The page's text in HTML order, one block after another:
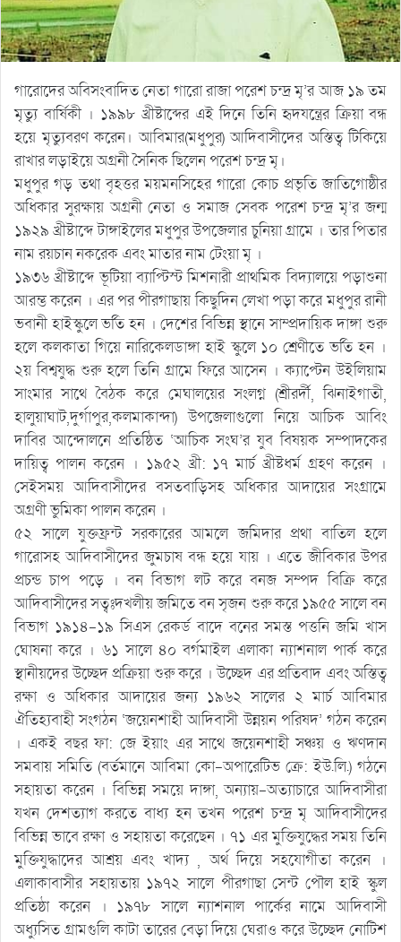
গারোদের অবিসংবাদিত নেতা গারো রাজা পরেশ চন্দ্র মৃ’র আজ ১৯ তম
মৃত্যু বার্ষিকী । ১৯৯৮ খ্রীষ্টাব্দের এই দিনে তিনি হৃদযন্ত্রের ক্রিয়া বন্ধ
হয়ে মৃত্যুবরণ করেন। আবিমার(মধুপুর) আদিবাসীদের অস্তিত্ব টিকিয়ে
রাখার লড়াইয়ে অগ্রনী সৈনিক ছিলেন পরেশ চন্দ্র মৃ।
মধুপুর গড় তথা বৃহত্তর ময়মনসিহের গারো কোচ প্রভৃতি জাতিগোষ্ঠীর
অধিকার সুরক্ষায় অগ্রনী নেতা ও সমাজ সেবক পরেশ চন্দ্র মৃ’র জন্ম
১৯২৯ খ্রীষ্টাব্দে টাঙ্গাইলের মধুপুর উপজেলার চুনিয়া গ্রামে । তার পিতার
নাম রয়চান নকরেক এবং মাতার নাম টেংয়া মৃ ।
১৯৩৬ খ্রীষ্টাব্দে ভূটিয়া ব্যাপ্টিস্ট মিশনারী প্রাথমিক বিদ্যালয়ে পড়াশুনা
আরম্ভ করেন । এর পর পীরগাছায় কিছুদিন লেখা পড়া করে মধুপুর রানী
ভবানী হাইস্কুলে ভর্তি হন । দেশের বিভিন্ন স্থানে সাম্প্রদায়িক দাঙ্গা শুরু
হলে কলকাতা গিয়ে নারিকেলডাঙ্গা হাই স্কুলে ১০ শ্রেণীতে ভর্তি হন ।
২য় বিশ্বযুদ্ধ শুরু হলে তিনি গ্রামে ফিরে আসেন । ক্যাপ্টেন উইলিয়াম
সাংমার সাথে বৈঠক করে মেঘালয়ের সংলগ্ন (শ্রীরর্দী, ঝিনাইগাতী,
হালুয়াঘাট,দুর্গাপুর,কলমাকান্দা) উপজেলাগুলো নিয়ে আচিক আবিং
দাবির আন্দোলনে প্রতিষ্ঠিত ‘আচিক সংঘ’র যুব বিষয়ক সম্পাদকের
দায়িত্ব পালন করেন । ১৯৫২ খ্রী: ১৭ মার্চ খ্রীষ্টধর্ম গ্রহণ করেন ।
সেইসময় আদিবাসীদের বসতবাড়িসহ অধিকার আদায়ের সংগ্রামে
অগ্রণী ভুমিকা পালন করেন ।
৫২ সালে যুক্তফ্রন্ট সরকারের আমলে জমিদার প্রথা বাতিল হলে
গারোসহ আদিবাসীদের জুমচাষ বন্ধ হয়ে যায় । এতে জীবিকার উপর
প্রচন্ড চাপ পড়ে । বন বিভাগ লট করে বনজ সম্পদ বিক্রি করে
আদিবাসীদের সত্বঃদখলীয় জমিতে বন সৃজন শুরু করে ১৯৫৫ সালে বন
বিভাগ ১৯১৪-১৯ সিএস রেকর্ড বাদে বনের সমস্ত পত্তনি জমি খাস
ঘোষনা করে । ৬১ সালে ৪০ বর্গমাইল এলাকা ন্যাশনাল পার্ক করে
স্থানীয়দের উচ্ছেদ প্রক্রিয়া শুরু করে । উচ্ছেদ এর প্রতিবাদ এবং অস্তিত্ব
রক্ষা ও অধিকার আদায়ের জন্য ১৯৬২ সালের ২ মার্চ আবিমার
ঐতিহ্যবাহী সংগঠন ‘জয়েনশাহী আদিবাসী উন্নয়ন পরিষদ’ গঠন করেন
। একই বছর ফা: জে ইয়াং এর সাথে জয়েনশাহী সঞ্চয় ও ঋণদান
সমবায় সমিতি (বর্তমানে আবিমা কো-অপারেটিভ ক্রে: ইউ.লি.) গঠনে
সহায়তা করেন । বিভিন্ন সময়ে দাঙ্গা, অন্যায়-অত্যাচারে আদিবাসীরা
যখন দেশত্যাগ করতে বাধ্য হন তখন পরেশ চন্দ্র মৃ আদিবাসীদের
বিভিন্ন ভাবে রক্ষা ও সহায়তা করেছেন । ৭১ এর মুক্তিযুদ্ধের সময় তিনি
মুক্তিযুদ্ধাদের আশ্রয় এবং খাদ্য , অর্থ দিয়ে সহযোগীতা করেন ।
এলাকাবাসীর সহায়তায় ১৯৭২ সালে পীরগাছা সেন্ট পৌল হাই স্কুল
প্রতিষ্ঠা করেন । ১৯৭৮ সালে ন্যাশনাল পার্কের নামে আদিবাসী
অধ্যুসিত গ্রামগুলি কাটা তারের বেড়া দিয়ে ঘেরাও করে উচ্ছেদ নোটিশ